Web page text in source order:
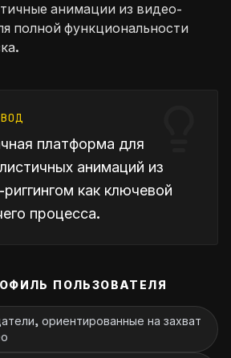
анимации из видео-
полной функциональности
платформа для
анимаций из
как ключевой
процесса.
ПОЛЬЗОВАТЕЛЯ
ориентированные на захват